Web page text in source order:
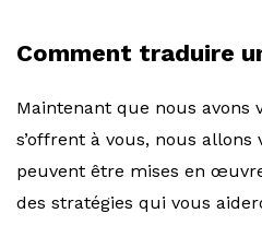
Comment traduire
Maintenant que nous avons
s’offrent à vous, nous
peuvent être mises en
des stratégies qui vous